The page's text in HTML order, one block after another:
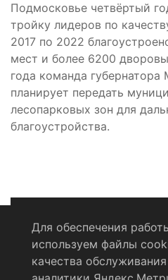
Подмосковье четвёртый
тройку лидеров по
2017 по 2022
мест и более 6200
года команда
планирует передать
лесопарковых зон для
благоустройства.
Политика
Для обеспечения
используем файлы
качества